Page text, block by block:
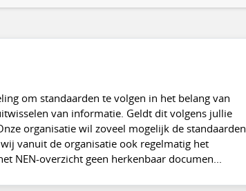
om standaarden te volgen in het belang van
van informatie. Geldt dit volgens jullie
organisatie wil zoveel mogelijk de standaarden
vanuit de organisatie ook regelmatig het
NEN-overzicht geen herkenbaar documen...